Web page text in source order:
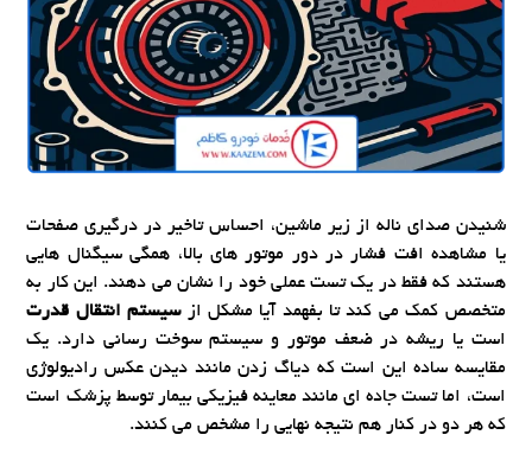
شنیدن صدای ناله از زیر ماشین، احساس تاخیر در درگیری صفحات
یا مشاهده افت فشار در دور موتور های بالا، همگی سیگنال هایی
هستند که فقط در یک تست عملی خود را نشان می دهند. این کار به
متخصص کمک می کند تا بفهمد آیا مشکل ازسیستم انتقال قدرت
است یا ریشه در ضعف موتور و سیستم سوخت رسانی دارد. یک
مقایسه ساده این است که دیاگ زدن مانند دیدن عکس رادیولوژی
است، اما تست جاده ای مانند معاینه فیزیکی بیمار توسط پزشک است
که هر دو در کنار هم نتیجه نهایی را مشخص می کنند.